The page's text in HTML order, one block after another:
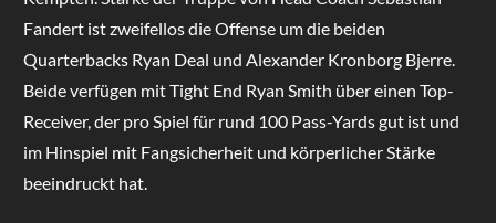
Fandert ist zweifellos die Offense um die beiden
Quarterbacks Ryan Deal und Alexander Kronborg Bjerre.
Beide verfügen mit Tight End Ryan Smith über einen Top-
Receiver, der pro Spiel für rund 100 Pass-Yards gut ist und
im Hinspiel mit Fangsicherheit und körperlicher Stärke
beeindruckt hat.